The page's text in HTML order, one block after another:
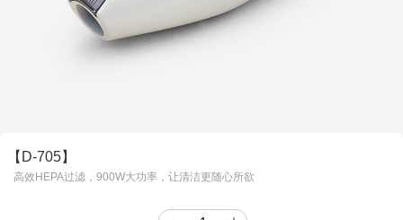
【D-705】
高效HEPA过滤，900W大功率，让清洁更随心所欲